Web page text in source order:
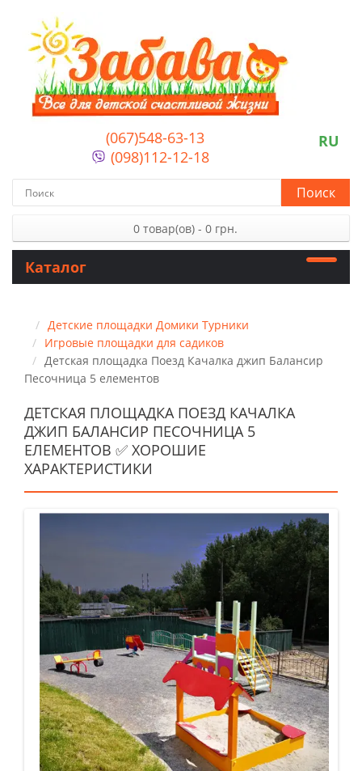
(067)548-63-13
(098)112-12-18
RU
Поиск
0 товар(ов) - 0 грн.
Каталог
Детские площадки Домики Турники
Игровые площадки для садиков
Детская площадка Поезд Качалка джип Балансир
Песочница 5 елементов
ДЕТСКАЯ ПЛОЩАДКА ПОЕЗД КАЧАЛКА
ДЖИП БАЛАНСИР ПЕСОЧНИЦА 5
ЕЛЕМЕНТОВ ✅ ХОРОШИЕ
ХАРАКТЕРИСТИКИ